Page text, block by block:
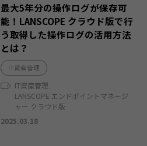
最大5年分の操作ログが保存可
能！LANSCOPE クラウド版で行
う取得した操作ログの活用方法
とは？
IT資産管理
IT資産管理
LANSCOPE エンドポイントマネージ
ャー クラウド版
2025.03.18